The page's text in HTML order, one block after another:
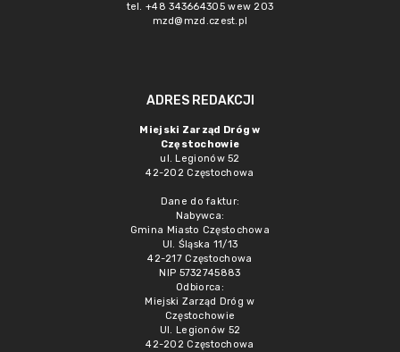
tel. +48 343664305 wew 203
mzd@mzd.czest.pl
ADRES REDAKCJI
Miejski Zarząd Dróg w
Częstochowie
ul. Legionów 52
42-202 Częstochowa
Dane do faktur:
Nabywca:
Gmina Miasto Częstochowa
Ul. Śląska 11/13
42-217 Częstochowa
NIP 5732745883
Odbiorca:
Miejski Zarząd Dróg w
Częstochowie
Ul. Legionów 52
42-202 Częstochowa